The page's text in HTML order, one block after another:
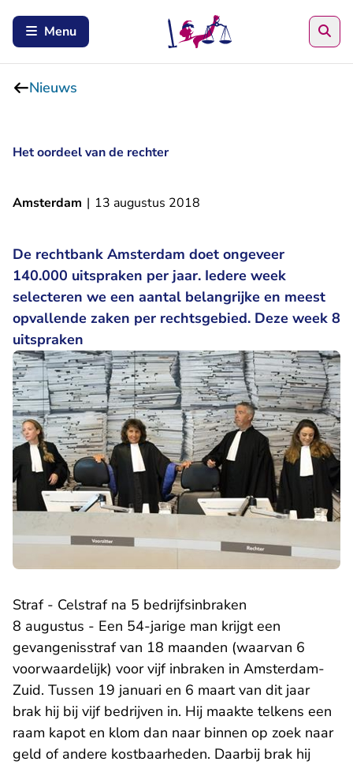
Menu
Nieuws
Het oordeel van de rechter
Amsterdam | 13 augustus 2018
De rechtbank Amsterdam doet ongeveer
140.000 uitspraken per jaar. Iedere week
selecteren we een aantal belangrijke en meest
opvallende zaken per rechtsgebied. Deze week 8
uitspraken
Straf - Celstraf na 5 bedrijfsinbraken
8 augustus - Een 54-jarige man krijgt een
gevangenisstraf van 18 maanden (waarvan 6
voorwaardelijk) voor vijf inbraken in Amsterdam-
Zuid. Tussen 19 januari en 6 maart van dit jaar
brak hij bij vijf bedrijven in. Hij maakte telkens een
raam kapot en klom dan naar binnen op zoek naar
geld of andere kostbaarheden. Daarbij brak hij